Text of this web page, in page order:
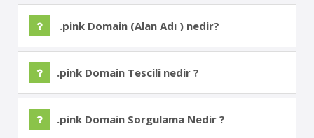
.pink Domain (Alan Adı ) nedir?
.pink Domain Tescili nedir ?
.pink Domain Sorgulama Nedir ?